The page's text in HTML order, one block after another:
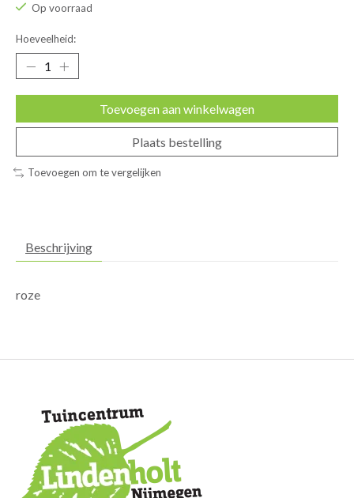
Op voorraad
Hoeveelheid:
Toevoegen aan winkelwagen
Plaats bestelling
Toevoegen om te vergelijken
Beschrijving
roze